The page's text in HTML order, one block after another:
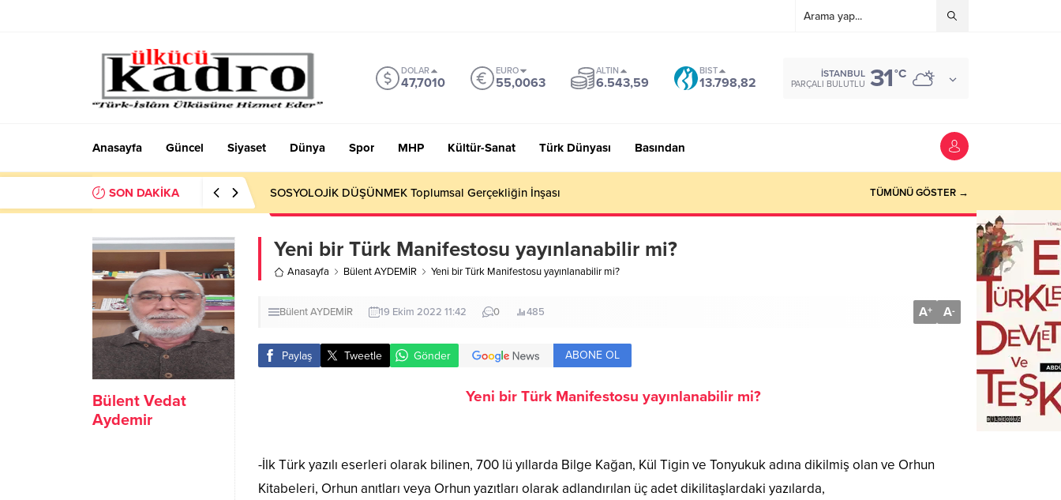
DOLAR
47,7010
EURO
55,0063
ALTIN
6.543,59
BIST
13.798,82
İSTANBUL
PARÇALI BULUTLU 31°C
Anasayfa Güncel Siyaset Dünya Spor MHP Kültür-Sanat Türk Dünyası Basından
SON DAKİKA Okumayı Pek de Sevmiyoruz Herhalde TÜMÜNÜ GÖSTER →
Bülent Vedat
Aydemir
Yeni bir Türk Manifestosu yayınlanabilir mi?
Anasayfa Bülent AYDEMİR Yeni bir Türk Manifestosu yayınlanabilir mi?
Bülent AYDEMİR 19 Ekim 2022 11:42 0 485 A+ A-
Paylaş Tweetle Gönder ABONE OL
Yeni bir Türk Manifestosu yayınlanabilir mi?
-İlk Türk yazılı eserleri olarak bilinen, 700 lü yıllarda Bilge Kağan, Kül Tigin ve Tonyukuk adına dikilmiş olan ve Orhun
Kitabeleri, Orhun anıtları veya Orhun yazıtları olarak adlandırılan üç adet dikilitaşlardaki yazılarda,